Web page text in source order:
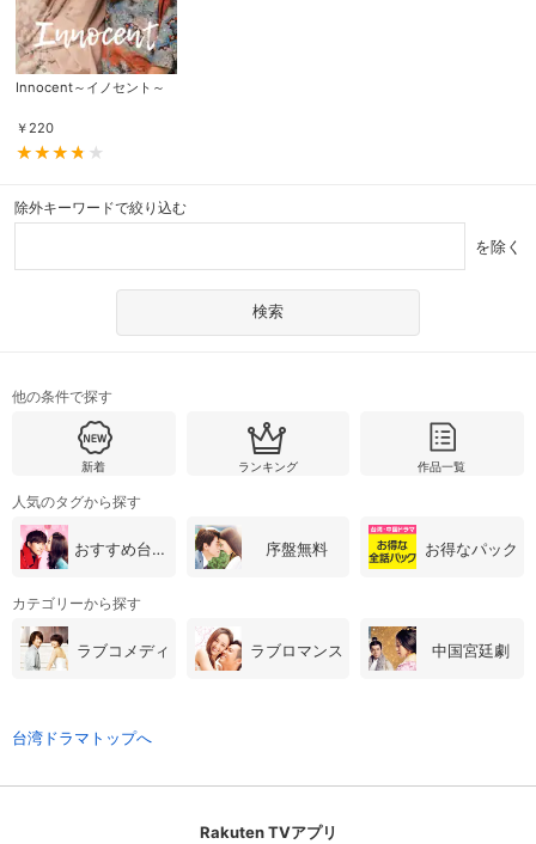
Innocent～イノセント～
￥ 220
除外キーワードで絞り込む
を除く
他の条件で探す
新着 ランキング 作品一覧
人気のタグから探す
おすすめ台湾・中国ドラマ 序盤無料 お得なパック
カテゴリーから探す
ラブコメディ ラブロマンス 中国宮廷劇
台湾ドラマトップへ
Rakuten TVアプリ